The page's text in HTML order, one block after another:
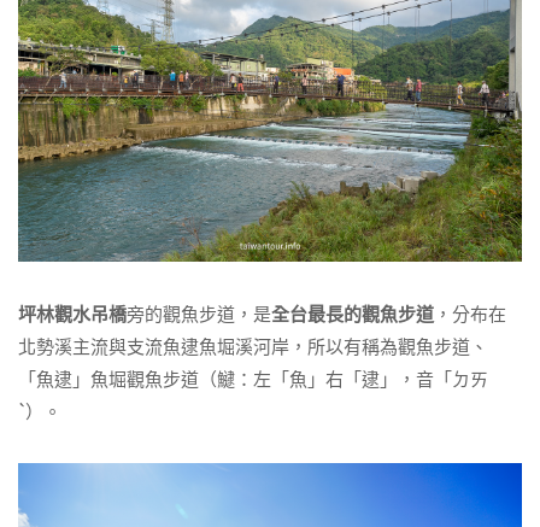
坪林觀水吊橋旁的觀魚步道，是全台最長的觀魚步道 ，分布在
北勢溪主流與支流魚逮魚堀溪河岸，所以有稱為觀魚步道、
「魚逮」魚堀觀魚步道（𩻸 ：左「魚」右「逮」，音「ㄉㄞ
ˋ）。